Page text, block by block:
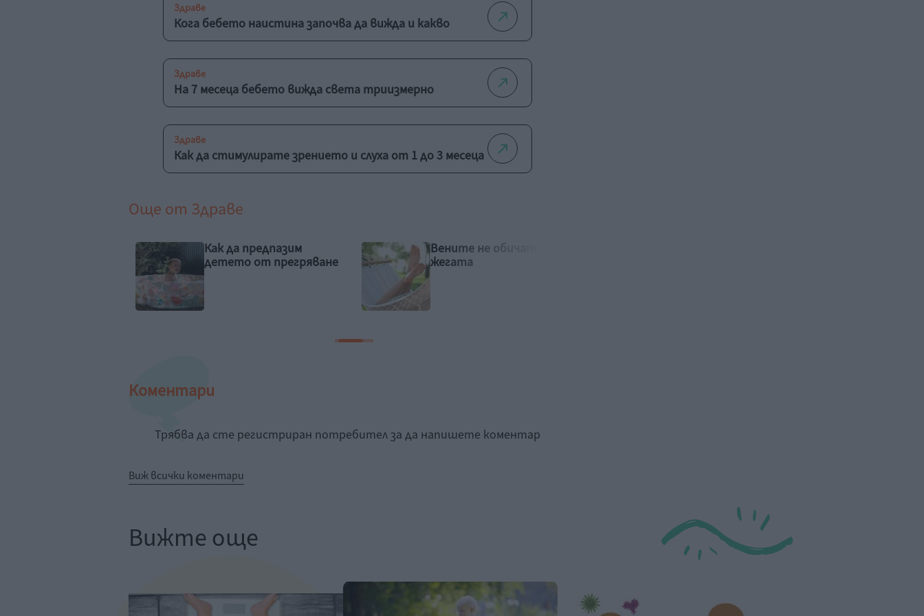
Здраве
Кога бебето наистина започва да вижда и какво
Здраве
На 7 месеца бебето вижда света триизмерно
Здраве
Как да стимулирате зрението и слуха от 1 до 3 месеца
Още от Здраве
Вените не обичат
жегата
Как бременната да
оцелее в жегата
Коментари
Трябва да сте регистриран потребител за да напишете коментар
Виж всички коментари
Вижте още